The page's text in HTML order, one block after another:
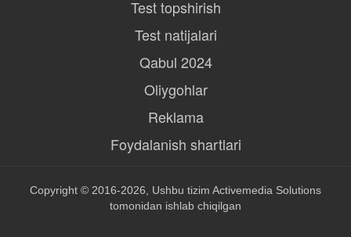
Test topshirish
Test natijalari
Qabul 2024
Oliygohlar
Reklama
Foydalanish shartlari
Copyright © 2016-2026, Ushbu tizim Activemedia Solutions
tomonidan ishlab chiqilgan